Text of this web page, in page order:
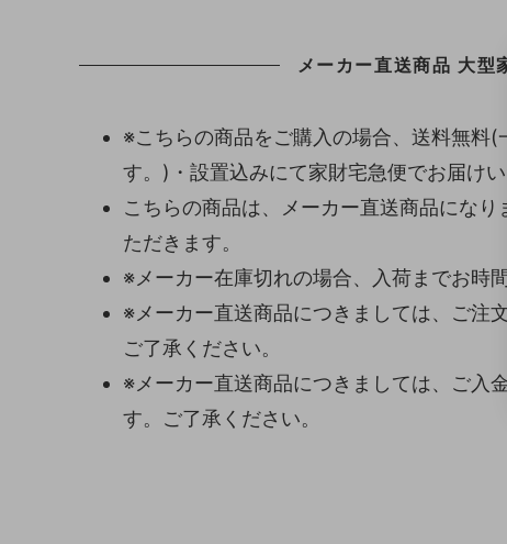
メーカー直送商品 大型
※こちらの商品をご購入の場合、送料無料
す。)・設置込みにて家財宅急便でお届けい
こちらの商品は、メーカー直送商品になり
ただきます。
※メーカー在庫切れの場合、入荷までお時
※メーカー直送商品につきましては、ご注
ご了承ください。
※メーカー直送商品につきましては、ご入
す。ご了承ください。